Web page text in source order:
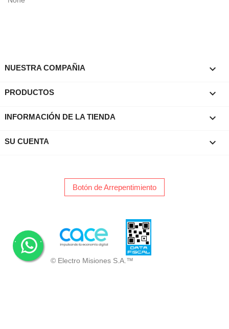
NUESTRA COMPAÑIA 
PRODUCTOS 
INFORMACIÓN DE LA TIENDA keyboard_arrow_down
SU CUENTA 
Botón de Arrepentimiento
© Electro Misiones S.A.™
. .